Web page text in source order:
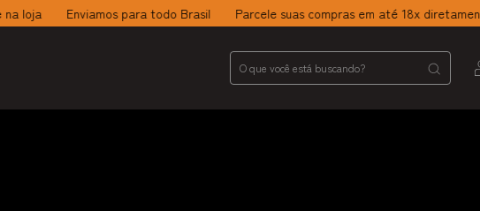
Enviamos para todo Brasil Parcele suas compras em até 18x diretamente na loja